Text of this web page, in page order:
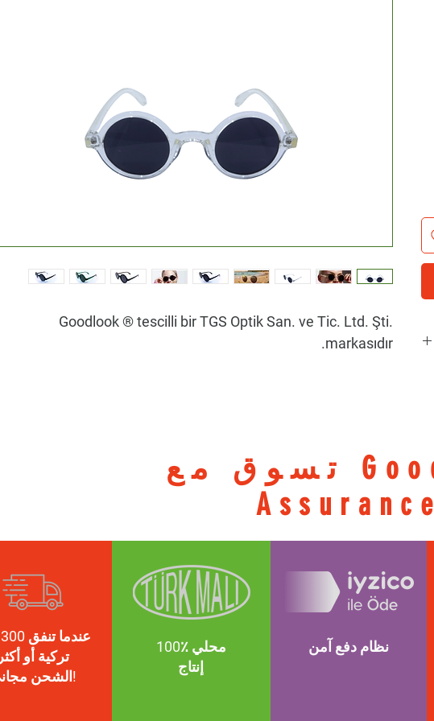
Goodlook ® tescilli bir TGS Optik San. ve Tic. Ltd. Şti.
markasıdır.
تسوق مع Goodlook
Assurance
تركية أو أكثر
الشحن مجاني!
100٪ محلي
إنتاج
نظام دفع آمن